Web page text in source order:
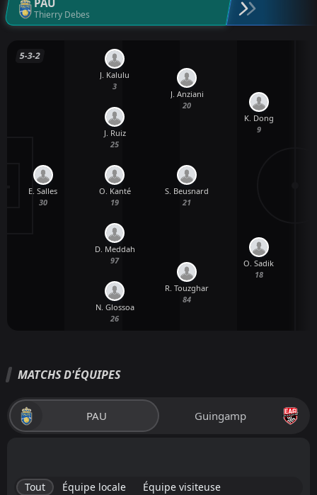
PAU
Thierry Debes
5-3-2
E. Salles
30
N. Glossoa
26
D. Meddah
97
O. Kanté
19
J. Ruiz
25
J. Kalulu
3
R. Touzghar
84
S. Beusnard
21
J. Anziani
20
O. Sadik
18
K. Dong
9
MATCHS D'ÉQUIPES
PAU Guingamp
Tout Équipe locale Équipe visiteuse